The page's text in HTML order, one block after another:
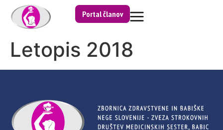
Portal članov
Letopis 2018